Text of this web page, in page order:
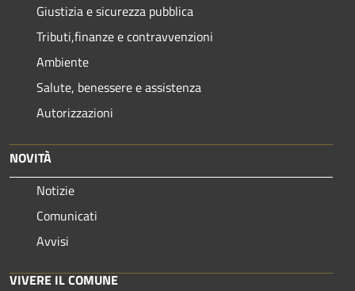
Giustizia e sicurezza pubblica
Tributi,finanze e contravvenzioni
Ambiente
Salute, benessere e assistenza
Autorizzazioni
NOVITÀ
Notizie
Comunicati
Avvisi
VIVERE IL COMUNE